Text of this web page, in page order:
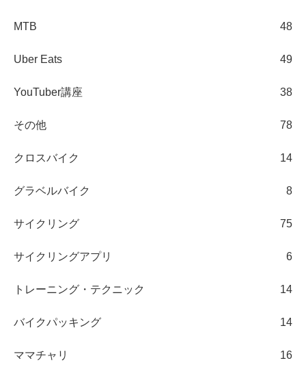
MTB 48
Uber Eats 49
YouTuber講座 38
その他 78
クロスバイク 14
グラベルバイク 8
サイクリング 75
サイクリングアプリ 6
トレーニング・テクニック 14
バイクパッキング 14
ママチャリ 16